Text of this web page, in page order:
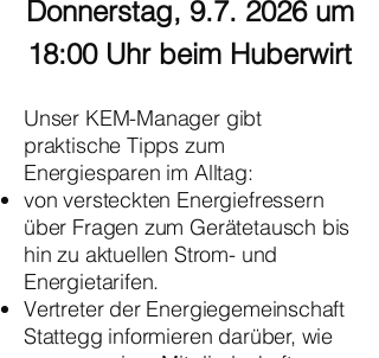
Donnerstag, 9.7. 2026 um
18:00 Uhr beim Huberwirt
Unser KEM-Manager gibt
praktische Tipps zum
Energiesparen im Alltag:
von versteckten Energiefressern
über Fragen zum Gerätetausch bis
hin zu aktuellen Strom- und
Energietarifen.
Vertreter der Energiegemeinschaft
Stattegg informieren darüber, wie